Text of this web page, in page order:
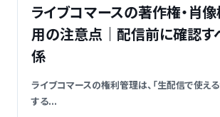
ライブコマースの著作権・肖像
用の注意点｜配信前に確認す
係
ライブコマースの権利管理は、「生配信で使え
する...